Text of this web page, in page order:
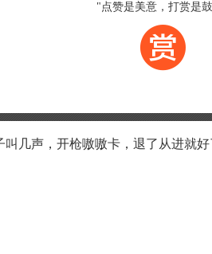
"点赞是美意，打赏是
叫几声，开枪嗷嗷卡，退了从进就